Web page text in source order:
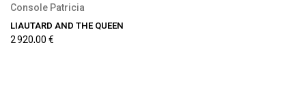
Console Patricia
LIAUTARD AND THE QUEEN
2 920,00 €